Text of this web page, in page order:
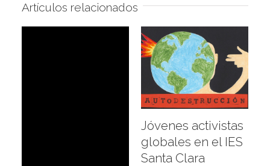
Artículos relacionados
Jóvenes activistas
globales en el IES
Santa Clara